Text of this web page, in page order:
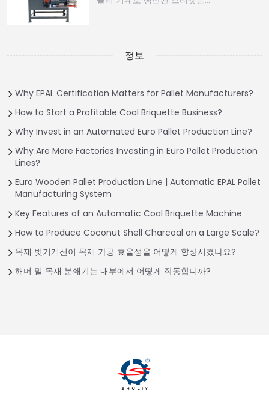
정보
Why EPAL Certification Matters for Pallet Manufacturers?
How to Start a Profitable Coal Briquette Business?
Why Invest in an Automated Euro Pallet Production Line?
Why Are More Factories Investing in Euro Pallet Production
Lines?
Euro Wooden Pallet Production Line | Automatic EPAL Pallet
Manufacturing System
Key Features of an Automatic Coal Briquette Machine
How to Produce Coconut Shell Charcoal on a Large Scale?
목재 벗기개선이 목재 가공 효율성을 어떻게 향상시켰나요?
해머 밀 목재 분쇄기는 내부에서 어떻게 작동합니까?